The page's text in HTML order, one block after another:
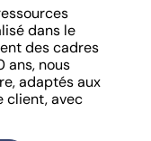
dans le
des cadres
ans, nous
adaptés aux
client, avec